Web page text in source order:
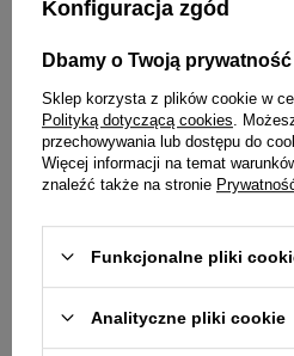
Idealne uzupełnienie
czworonoga
Konfiguracja zgód
Dbamy o Twoją prywatność
Sklep korzysta z plików cookie w
Polityką dotyczącą cookies .
przechowywania lub dostępu do
Więcej informacji na temat
znaleźć także na stronie
Funkcjonalne pliki
Analityczne pliki cookie